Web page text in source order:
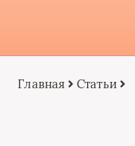
Главная Статьи